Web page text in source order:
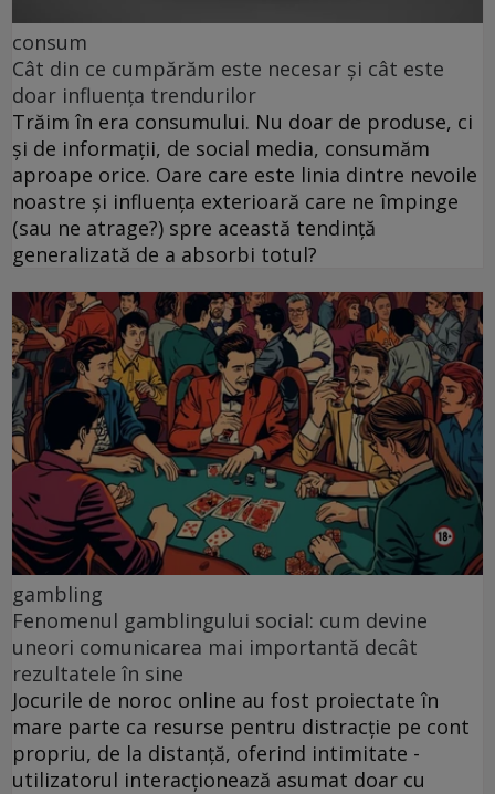
consum
Cât din ce cumpărăm este necesar și cât este
doar influența trendurilor
Trăim în era consumului. Nu doar de produse, ci
și de informații, de social media, consumăm
aproape orice. Oare care este linia dintre nevoile
noastre și influența exterioară care ne împinge
(sau ne atrage?) spre această tendință
generalizată de a absorbi totul?
gambling
Fenomenul gamblingului social: cum devine
uneori comunicarea mai importantă decât
rezultatele în sine
Jocurile de noroc online au fost proiectate în
mare parte ca resurse pentru distracție pe cont
propriu, de la distanță, oferind intimitate -
utilizatorul interacționează asumat doar cu